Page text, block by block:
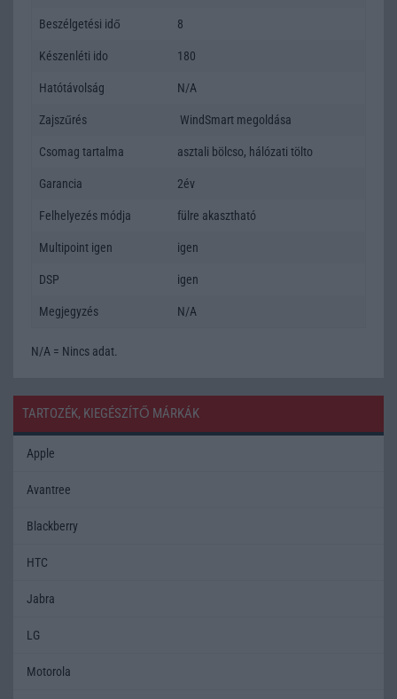
Beszélgetési idő 8
Készenléti ido 180
Hatótávolság N/A
Zajszűrés WindSmart megoldása
Csomag tartalma asztali bölcso, hálózati tölto
Garancia 2év
Felhelyezés módja fülre akasztható
Multipoint igen igen
DSP igen
Megjegyzés N/A
N/A = Nincs adat.
TARTOZÉK, KIEGÉSZÍTŐ MÁRKÁK
Apple
Avantree
Blackberry
HTC
Jabra
LG
Motorola